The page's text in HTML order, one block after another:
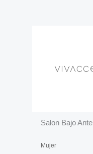
Salon Bajo Ante
Mujer